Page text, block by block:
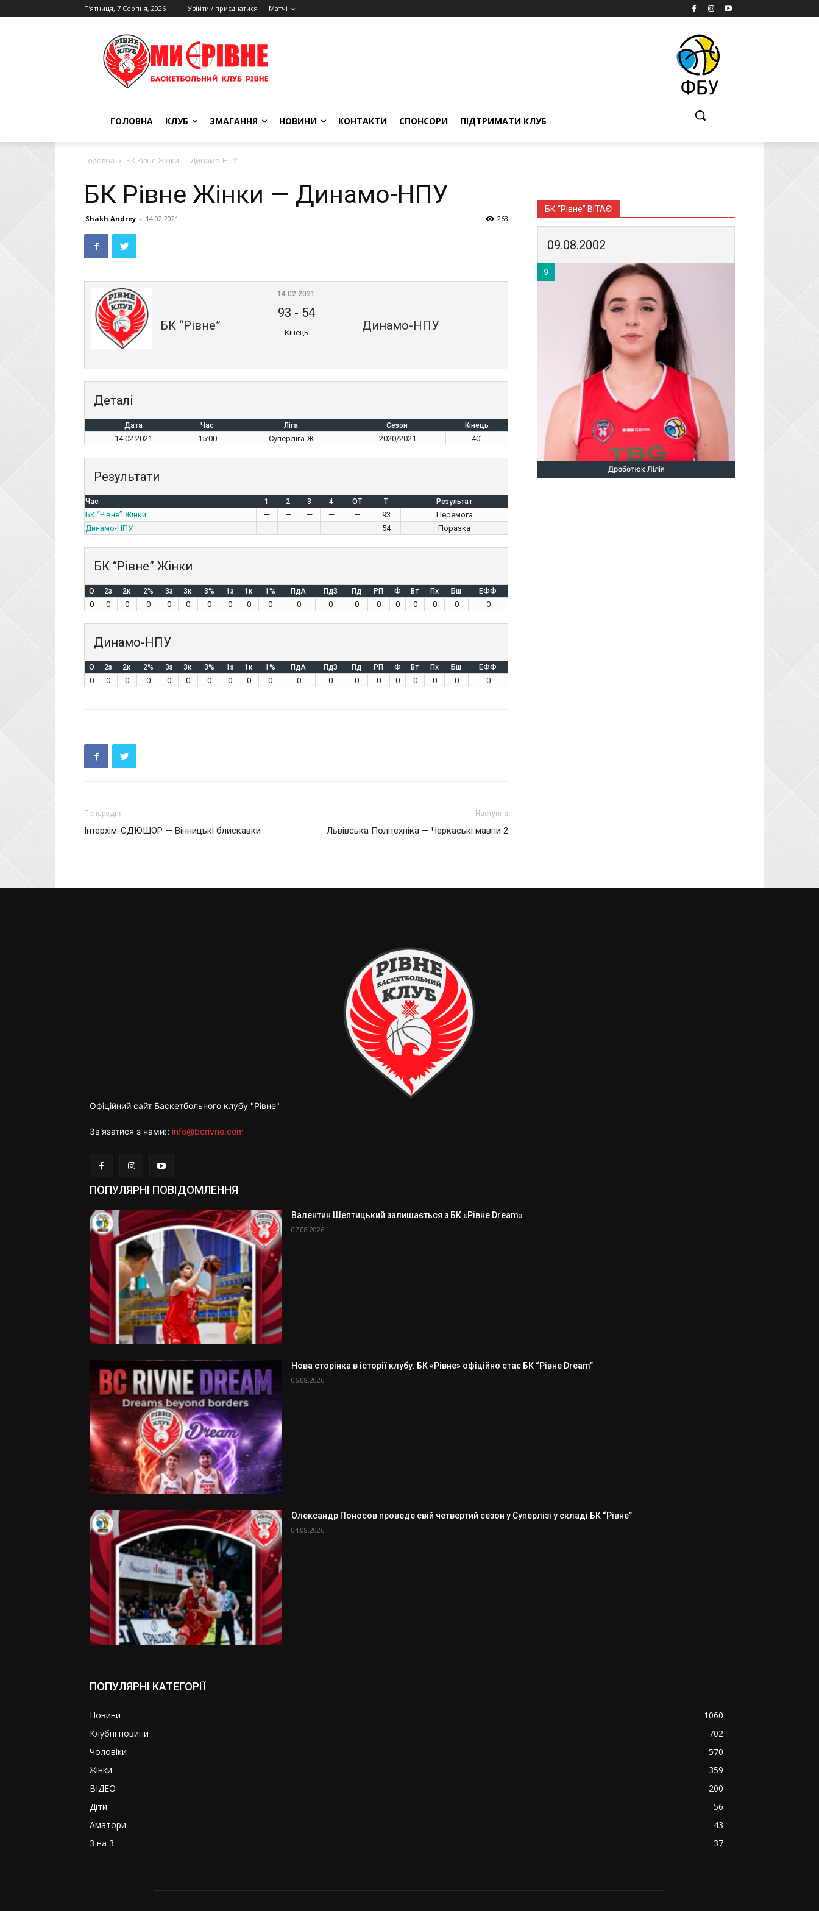
П’ятниця, 7 Серпня, 2026 Увійти / приєднатися Матчі
ГОЛОВНА КЛУБ ЗМАГАННЯ НОВИНИ КОНТАКТИ СПОНСОРИ ПІДТРИМАТИ КЛУБ
Головна БК Рівне Жінки — Динамо-НПУ
БК Рівне Жінки — Динамо-НПУ
Shakh Andrey - 14.02.2021 263
БК “Рівне” Жінки Динамо-НПУ
14.02.2021
93 - 54
Кінець
Деталі
Дата Час Ліга Сезон Кінець
14.02.2021 15:00 Суперліга Ж 2020/2021 40'
Результати
Час 1 2 3 4 OT T Результат
БК “Рівне” Жінки — — — — — 93
Перемога
Динамо-НПУ
— — — — — 54 Поразка
БК “Рівне” Жінки
O 2з 2к 2% 3з 3к 3% 1з 1к 1% ПдА ПдЗ Пд РП Ф Вт Пх Бш ЕФФ
0 0 0 0 0 0 0 0 0 0 0 0 0 0 0 0 0 0 0
Динамо-НПУ
O 2з 2к 2% 3з 3к 3% 1з 1к 1% ПдА ПдЗ Пд РП Ф Вт Пх Бш ЕФФ
0 0 0 0 0 0 0 0 0 0 0 0 0 0 0 0 0 0 0
Попередня
Інтерхім-СДЮШОР — Вінницькі блискавки
Наступна
Львівська Політехніка — Черкаські мавпи 2
БК “Рівне” ВІТАЄ!
09.08.2002
9
Дроботюк Лілія
Офіційний сайт Баскетбольного клубу "Рівне"
Зв'язатися з нами:: info@bcrivne.com
ПОПУЛЯРНІ ПОВІДОМЛЕННЯ
Валентин Шептицький залишається з БК «Рівне Dream»
07.08.2026
Нова сторінка в історії клубу. БК «Рівне» офіційно стає БК “Рівне Dream”
06.08.2026
Олександр Поносов проведе свій четвертий сезон у Суперлізі у складі БК “Рівне”
04.08.2026
ПОПУЛЯРНІ КАТЕГОРІЇ
Новини
1060
Клубні новини
702
Чоловіки
570
Жінки
359
ВІДЕО
200
Діти
56
Аматори
43
3 на 3
37